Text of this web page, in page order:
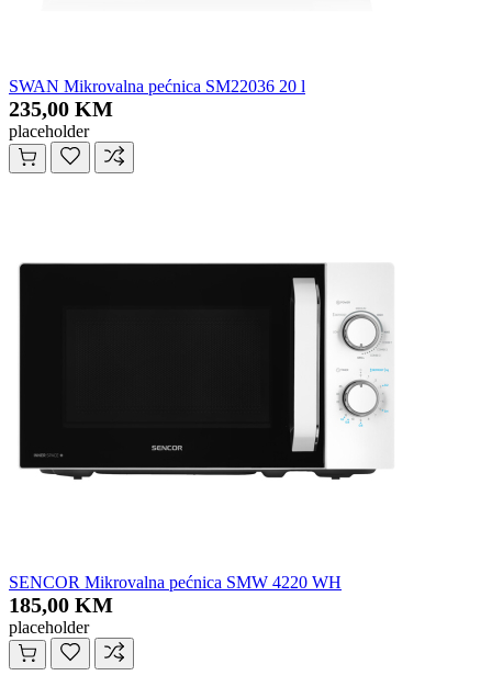
SWAN Mikrovalna pećnica SM22036 20 l
235,00 KM
placeholder
SENCOR Mikrovalna pećnica SMW 4220 WH
185,00 KM
placeholder